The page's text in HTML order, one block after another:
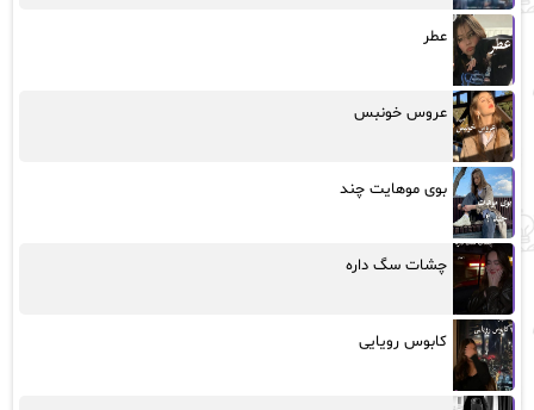
عطر
عروس خونبس
بوی موهایت چند
چشات سگ داره
کابوس رویایی